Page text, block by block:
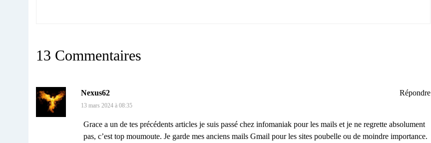
13 Commentaires
Nexus62
13 mars 2024 à 08:35
Grace a un de tes précédents articles je suis passé chez infomaniak pour les mails et je ne regrette absolument
pas, c’est top moumoute. Je garde mes anciens mails Gmail pour les sites poubelle ou de moindre importance.
Répondre